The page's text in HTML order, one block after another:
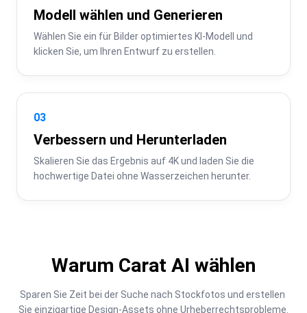
Modell wählen und Generieren
Wählen Sie ein für Bilder optimiertes KI-Modell und
klicken Sie, um Ihren Entwurf zu erstellen.
03
Verbessern und Herunterladen
Skalieren Sie das Ergebnis auf 4K und laden Sie die
hochwertige Datei ohne Wasserzeichen herunter.
Warum Carat AI wählen
Sparen Sie Zeit bei der Suche nach Stockfotos und erstellen
Sie einzigartige Design-Assets ohne Urheberrechtsprobleme.